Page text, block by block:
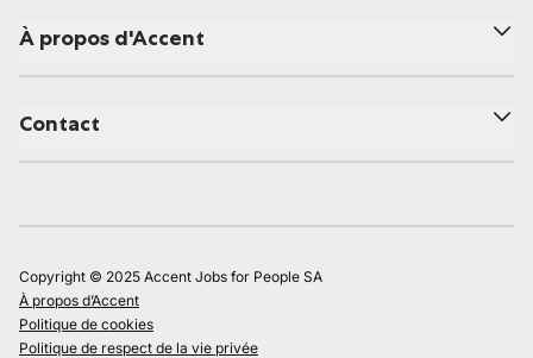
À propos d'Accent
Contact
Copyright © 2025 Accent Jobs for People SA
À propos d’Accent
Politique de cookies
Politique de respect de la vie privée